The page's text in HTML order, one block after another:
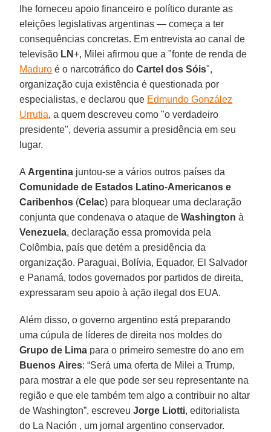
lhe forneceu apoio financeiro e político durante as
eleições legislativas argentinas — começa a ter
consequências concretas. Em entrevista ao canal de
televisão LN+, Milei afirmou que a "fonte de renda de
Maduro é o narcotráfico doCartel dos Sóis",
organização cuja existência é questionada por
especialistas, e declarou que Edmundo González
Urrutia, a quem descreveu como "o verdadeiro
presidente", deveria assumir a presidência em seu
lugar.
A Argentina juntou-se a vários outros países da
Comunidade de Estados Latino-Americanos e
Caribenhos (Celac) para bloquear uma declaração
conjunta que condenava o ataque deWashington à
Venezuela, declaração essa promovida pela
Colômbia, país que detém a presidência da
organização. Paraguai, Bolívia, Equador, El Salvador
e Panamá, todos governados por partidos de direita,
expressaram seu apoio à ação ilegal dos EUA.
Além disso, o governo argentino está preparando
uma cúpula de líderes de direita nos moldes do
Grupo de Lima para o primeiro semestre do ano em
Buenos Aires: “Será uma oferta de Milei a Trump,
para mostrar a ele que pode ser seu representante na
região e que ele também tem algo a contribuir no altar
de Washington”, escreveuJorge Liotti, editorialista
do La Nación , um jornal argentino conservador.